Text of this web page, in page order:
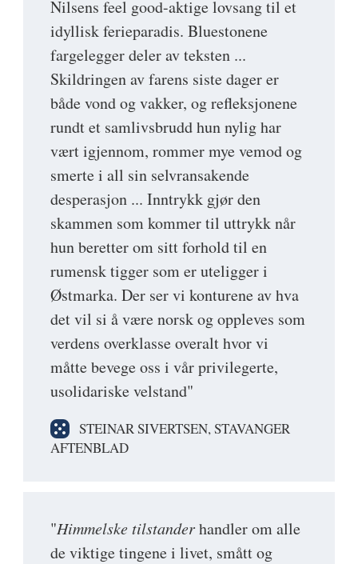
Nilsens feel good-aktige lovsang til et
idyllisk ferieparadis. Bluestonene
fargelegger deler av teksten ...
Skildringen av farens siste dager er
både vond og vakker, og refleksjonene
rundt et samlivsbrudd hun nylig har
vært igjennom, rommer mye vemod og
smerte i all sin selvransakende
desperasjon ... Inntrykk gjør den
skammen som kommer til uttrykk når
hun beretter om sitt forhold til en
rumensk tigger som er uteligger i
Østmarka. Der ser vi konturene av hva
det vil si å være norsk og oppleves som
verdens overklasse overalt hvor vi
måtte bevege oss i vår privilegerte,
usolidariske velstand"
STEINAR SIVERTSEN, STAVANGER
AFTENBLAD
"Himmelske tilstanderhandler om alle
de viktige tingene i livet, smått og